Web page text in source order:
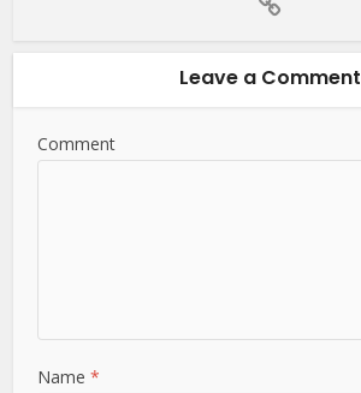
Leave a Comment
Comment
Name*